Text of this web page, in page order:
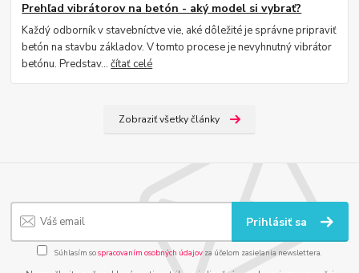
Prehľad vibrátorov na betón - aký model si vybrať?
Každý odborník v stavebníctve vie, aké dôležité je správne pripraviť
betón na stavbu základov. V tomto procese je nevyhnutný vibrátor
betónu. Predstav...čítať celé
Zobraziť všetky články
Prihlásiť sa
Súhlasím sospracovaním osobných údajov za účelom zasielania newslettera.